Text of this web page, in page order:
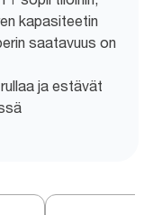
kapasiteetin
saatavuus on
ja estävät